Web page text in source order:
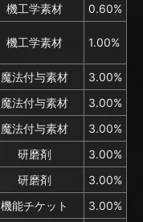
機工学素材
0.60%
機工学素材 1.00%
魔法付与素材
3.00%
魔法付与素材
3.00%
魔法付与素材
3.00%
研磨剤
3.00%
研磨剤
3.00%
機能チケット
3.00%